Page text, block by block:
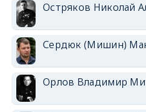
Остряков Николай
Сердюк (Мишин)
Орлов Владимир